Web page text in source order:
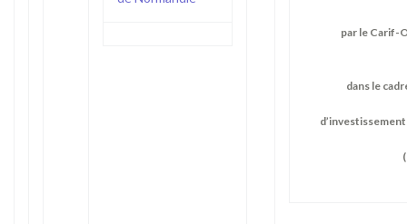
par le Carif-
dans le